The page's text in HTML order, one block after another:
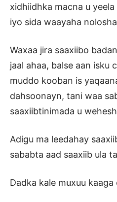
xidhiidhka macna u
iyo sida waayaha
Waxaa jira saaxiibo
jaal ahaa, balse aan isku
muddo kooban is
dahsoonayn, tani waa
saaxiibtinimada u
Adigu ma leedahay
sababta aad saaxiib ula
Dadka kale muxuu